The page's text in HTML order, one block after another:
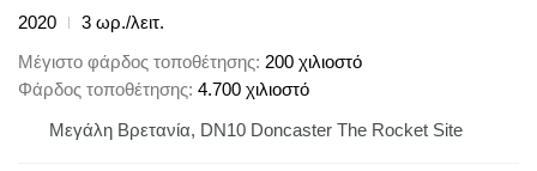
2020
3 ωρ./λειτ.
Μέγιστο φάρδος τοποθέτησης 200 χιλιοστό
Φάρδος τοποθέτησης 4.700 χιλιοστό
Μεγάλη Βρετανία, DN10 Doncaster The Rocket Site